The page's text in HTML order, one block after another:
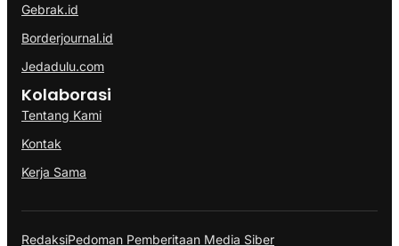
Gebrak.id
Borderjournal.id
Jedadulu.com
Kolaborasi
Tentang Kami
Kontak
Kerja Sama
RedaksiPedoman Pemberitaan Media Siber